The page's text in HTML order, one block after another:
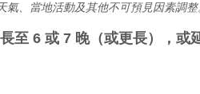
氣、當地活動及其他不可預見因素調
至 6 或 7 晚（或更長），